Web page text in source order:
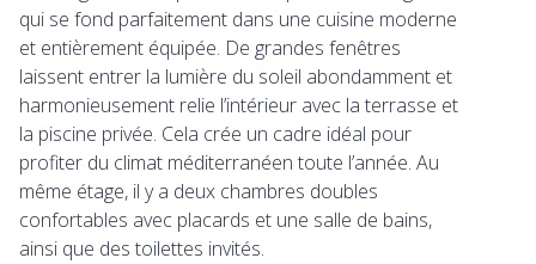
qui se fond parfaitement dans une cuisine moderne
et entièrement équipée. De grandes fenêtres
laissent entrer la lumière du soleil abondamment et
harmonieusement relie l’intérieur avec la terrasse et
la piscine privée. Cela crée un cadre idéal pour
profiter du climat méditerranéen toute l’année. Au
même étage, il y a deux chambres doubles
confortables avec placards et une salle de bains,
ainsi que des toilettes invités.